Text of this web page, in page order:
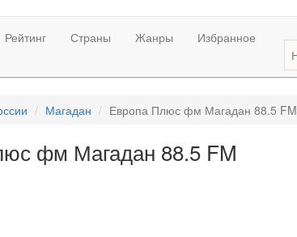
Рейтинг Страны Жанры Избранное
Магадан Европа Плюс фм Магадан 88.5 FM
фм Магадан 88.5 FM